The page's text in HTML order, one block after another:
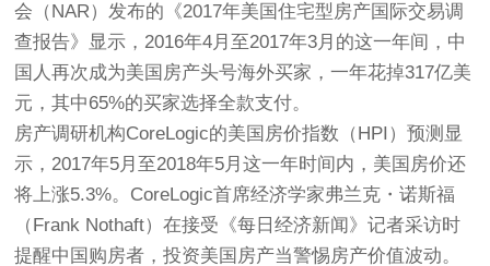
会（NAR）发布的《2017年美国住宅型房产国际交易调
查报告》显示，2016年4月至2017年3月的这一年间，中
国人再次成为美国房产头号海外买家，一年花掉317亿美
元，其中65%的买家选择全款支付。
房产调研机构CoreLogic的美国房价指数（HPI）预测显
示，2017年5月至2018年5月这一年时间内，美国房价还
将上涨5.3%。CoreLogic首席经济学家弗兰克・诺斯福
（Frank Nothaft）在接受《每日经济新闻》记者采访时
提醒中国购房者，投资美国房产当警惕房产价值波动。